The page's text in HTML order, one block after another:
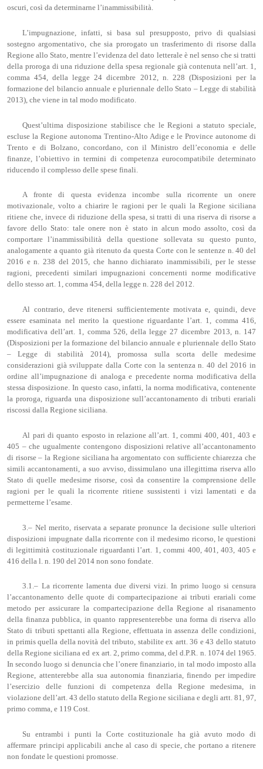
oscuri, così da determinarne l’inammissibilità.
L’impugnazione, infatti, si basa sul presupposto, privo di qualsiasi
sostegno argomentativo, che sia prorogato un trasferimento di risorse dalla
Regione allo Stato, mentre l’evidenza del dato letterale è nel senso che si tratti
della proroga di una riduzione della spesa regionale già contenuta nell’art. 1,
comma 454, della legge 24 dicembre 2012, n. 228 (Disposizioni per la
formazione del bilancio annuale e pluriennale dello Stato – Legge di stabilità
2013), che viene in tal modo modificato.
Quest’ultima disposizione stabilisce che le Regioni a statuto speciale,
escluse la Regione autonoma Trentino-Alto Adige e le Province autonome di
Trento e di Bolzano, concordano, con il Ministro dell’economia e delle
finanze, l’obiettivo in termini di competenza eurocompatibile determinato
riducendo il complesso delle spese finali.
A fronte di questa evidenza incombe sulla ricorrente un onere
motivazionale, volto a chiarire le ragioni per le quali la Regione siciliana
ritiene che, invece di riduzione della spesa, si tratti di una riserva di risorse a
favore dello Stato: tale onere non è stato in alcun modo assolto, così da
comportare l’inammissibilità della questione sollevata su questo punto,
analogamente a quanto già ritenuto da questa Corte con le sentenze n. 40 del
2016 e n. 238 del 2015, che hanno dichiarato inammissibili, per le stesse
ragioni, precedenti similari impugnazioni concernenti norme modificative
dello stesso art. 1, comma 454, della legge n. 228 del 2012.
Al contrario, deve ritenersi sufficientemente motivata e, quindi, deve
essere esaminata nel merito la questione riguardante l’art. 1, comma 416,
modificativa dell’art. 1, comma 526, della legge 27 dicembre 2013, n. 147
(Disposizioni per la formazione del bilancio annuale e pluriennale dello Stato
– Legge di stabilità 2014), promossa sulla scorta delle medesime
considerazioni già sviluppate dalla Corte con la sentenza n. 40 del 2016 in
ordine all’impugnazione di analoga e precedente norma modificativa della
stessa disposizione. In questo caso, infatti, la norma modificativa, contenente
la proroga, riguarda una disposizione sull’accantonamento di tributi erariali
riscossi dalla Regione siciliana.
Al pari di quanto esposto in relazione all’art. 1, commi 400, 401, 403 e
405 – che ugualmente contengono disposizioni relative all’accantonamento
di risorse – la Regione siciliana ha argomentato con sufficiente chiarezza che
simili accantonamenti, a suo avviso, dissimulano una illegittima riserva allo
Stato di quelle medesime risorse, così da consentire la comprensione delle
ragioni per le quali la ricorrente ritiene sussistenti i vizi lamentati e da
permetterne l’esame.
3.– Nel merito, riservata a separate pronunce la decisione sulle ulteriori
disposizioni impugnate dalla ricorrente con il medesimo ricorso, le questioni
di legittimità costituzionale riguardanti l’art. 1, commi 400, 401, 403, 405 e
416 della l. n. 190 del 2014 non sono fondate.
3.1.– La ricorrente lamenta due diversi vizi. In primo luogo si censura
l’accantonamento delle quote di compartecipazione ai tributi erariali come
metodo per assicurare la compartecipazione della Regione al risanamento
della finanza pubblica, in quanto rappresenterebbe una forma di riserva allo
Stato di tributi spettanti alla Regione, effettuata in assenza delle condizioni,
in primis quella della novità del tributo, stabilite ex artt. 36 e 43 dello statuto
della Regione siciliana ed ex art. 2, primo comma, del d.P.R. n. 1074 del 1965.
In secondo luogo si denuncia che l’onere finanziario, in tal modo imposto alla
Regione, attenterebbe alla sua autonomia finanziaria, finendo per impedire
l’esercizio delle funzioni di competenza della Regione medesima, in
violazione dell’art. 43 dello statuto della Regione siciliana e degli artt. 81, 97,
primo comma, e 119 Cost.
Su entrambi i punti la Corte costituzionale ha già avuto modo di
affermare principi applicabili anche al caso di specie, che portano a ritenere
non fondate le questioni promosse.